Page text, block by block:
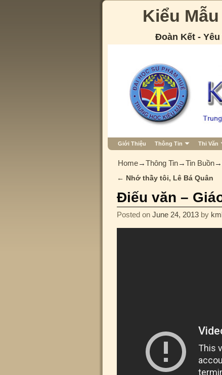
Kiểu
Đoàn Kết -
Giới Thiệu Thông Tin Thi Văn
Home→Thông Tin→Tin Buồn→
← Nhớ thầy tôi, Lê Bá Quân
Điếu văn –
Posted onJune 24, 2013 by